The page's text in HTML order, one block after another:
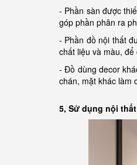
- Phần sàn được
góp phần phân ra
- Phần đồ nội thất
chất liệu và màu,
- Đồ dùng decor
chán, mặt khác làm
5, Sử dụng nội